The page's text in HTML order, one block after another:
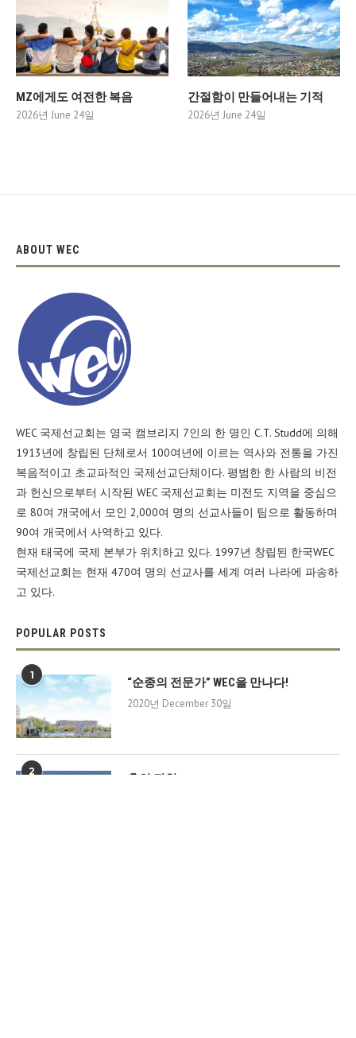
MZ에게도 여전한 복음
2026년 June 24일
간절함이 만들어내는 기적
2026년 June 24일
ABOUT WEC
WEC 국제선교회는 영국 캠브리지 7인의 한 명인 C.T. Studd에 의해
1913년에 창립된 단체로서 100여년에 이르는 역사와 전통을 가진
복음적이고 초교파적인 국제선교단체이다. 평범한 한 사람의 비전
과 헌신으로부터 시작된 WEC 국제선교회는 미전도 지역을 중심으
로 80여 개국에서 모인 2,000여 명의 선교사들이 팀으로 활동하며
90여 개국에서 사역하고 있다.
현재 태국에 국제 본부가 위치하고 있다. 1997년 창립된 한국WEC
국제선교회는 현재 470여 명의 선교사를 세계 여러 나라에 파송하
고 있다.
POPULAR POSTS
1 “순종의 전문가” WEC을 만나다!
2020년 December 30일
2 혼인 잔치